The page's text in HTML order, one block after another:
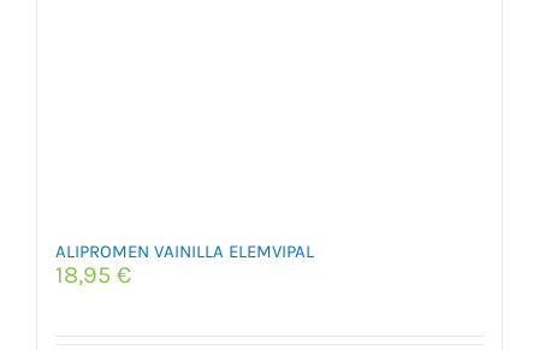
ALIPROMEN VAINILLA ELEMVIPAL
18,95 €